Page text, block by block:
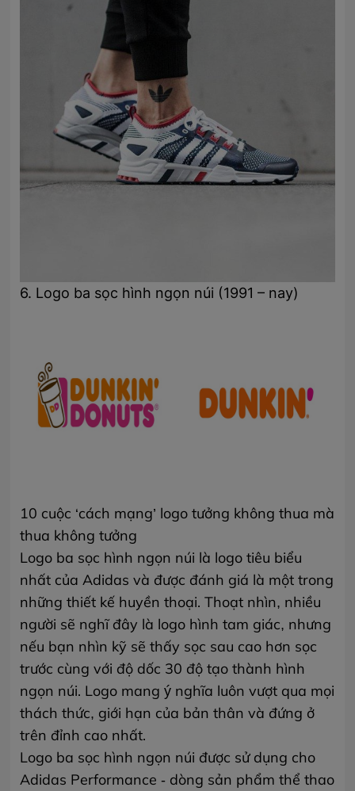
6. Logo ba sọc hình ngọn núi (1991 – nay)
10 cuộc ‘cách mạng’ logo tưởng không thua mà
thua không tưởng
Logo ba sọc hình ngọn núi là logo tiêu biểu
nhất của Adidas và được đánh giá là một trong
những thiết kế huyền thoại. Thoạt nhìn, nhiều
người sẽ nghĩ đây là logo hình tam giác, nhưng
nếu bạn nhìn kỹ sẽ thấy sọc sau cao hơn sọc
trước cùng với độ dốc 30 độ tạo thành hình
ngọn núi. Logo mang ý nghĩa luôn vượt qua mọi
thách thức, giới hạn của bản thân và đứng ở
trên đỉnh cao nhất.
Logo ba sọc hình ngọn núi được sử dụng cho
Adidas Performance - dòng sản phẩm thể thao